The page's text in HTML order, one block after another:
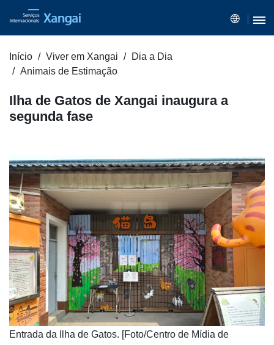
Início Viver em Xangai
Dia a Dia
Animais de Estimação
Ilha de Gatos de Xangai inaugura a
segunda fase
​Entrada da Ilha de Gatos. [Foto/Centro de Mídia de